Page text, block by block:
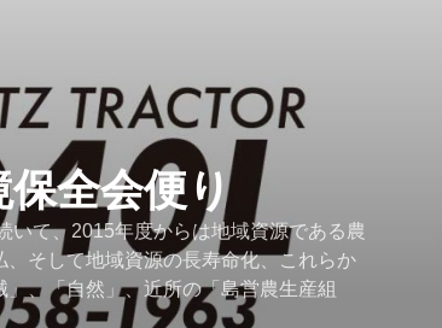
保全会便り
いて、2015年度からは地域資源である農
そして地域資源の長寿命化、これらか
、「自然」、近所の「島営農生産組